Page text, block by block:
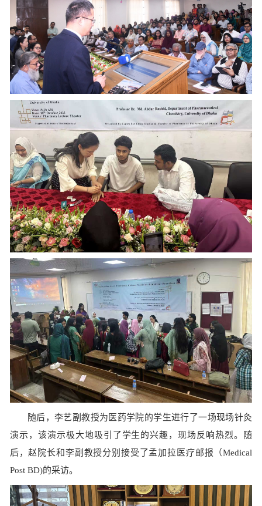
随后，李艺副教授为医药学院的学生进行了一场现场针灸
演示，该演示极大地吸引了学生的兴趣，现场反响热烈。随
后，赵院长和李副教授分别接受了孟加拉医疗邮报（Medical
Post BD)的采访。